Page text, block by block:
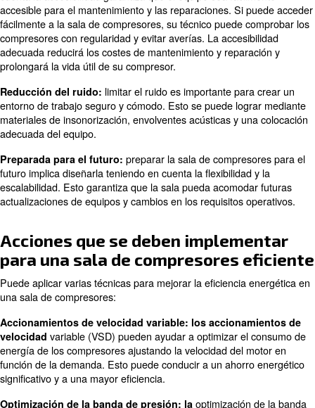
Gestión térmica: una gestión térmicaeficaz es
mantener las temperaturas ambiente y evitar picos de
que puedan degradar el rendimiento del equipo. Esto
aislamiento adecuado, sistemas de recuperación de
Control de vibraciones: el control devibraciones es
evitar daños en los compresores y otros equipos. Esto
un mantenimiento regular.
Accesibilidad: eldiseño de la sala de compresores
cuenta la accesibilidad garantiza que el equipo sea
accesible para el mantenimiento y las reparaciones. Si
fácilmente a la sala de compresores, su técnico puede
compresores con regularidad y evitar averías. La
adecuada reducirá los costes de mantenimiento y
prolongará la vida útil de su compresor.
Reducción del ruido:limitar el ruido es importante
entorno de trabajo seguro y cómodo. Esto se puede
materiales de insonorización, envolventes acústicas y
adecuada del equipo.